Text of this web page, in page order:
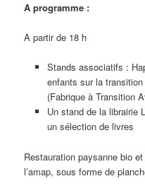
A programme :
A partir de 18 h
Stands associatifs :
enfants sur la
(Fabrique à Transition
Un stand de la librairie
un sélection de livres
Restauration paysanne bio
l’amap, sous forme de